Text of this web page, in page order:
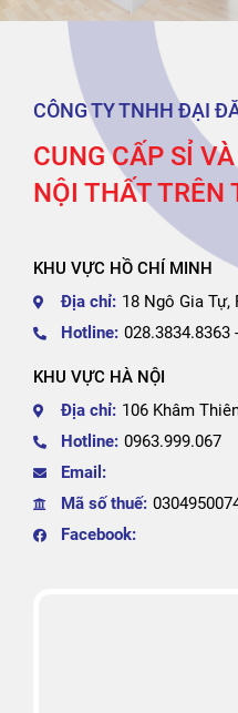
CÔNG TY TNHH ĐẠI
CUNG CẤP SỈ
NỘI THẤT TRÊN
KHU VỰC HỒ CHÍ MINH
Địa chỉ: 18 Ngô Gia Tự,
Hotline: 028.3834.8363
KHU VỰC HÀ NỘI
Địa chỉ: 106 Khâm
Hotline: 0963.999.067
Email:
Mã số thuế:
Facebook: